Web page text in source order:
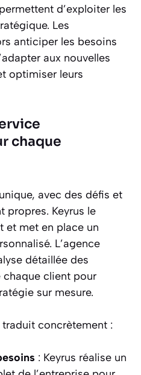
d’exploiter les
Les
anticiper les besoins
aux nouvelles
optimiser leurs
chaque
avec des défis et
propres. Keyrus le
et met en place un
L’agence
détaillée des
client pour
sur mesure.
concrètement :
: Keyrus réalise un